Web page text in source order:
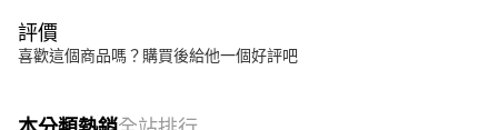
評價
喜歡這個商品嗎？購買後給他一個好評吧